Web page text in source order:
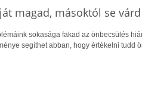
magad, másoktól se
sokasága fakad az önbecsülés
segíthet abban, hogy értékelni tudd